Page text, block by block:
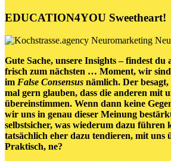
EDUCATION4YOU Sweetheart!
Gute Sache, unsere Insights – findest du
frisch zum nächsten … Moment, wir
im False Consensus nämlich. Der
mal gern glauben, dass die anderen mit
übereinstimmen. Wenn dann keine
wir uns in genau dieser Meinung
selbstsicher, was wiederum dazu führen
tatsächlich eher dazu tendieren, mit uns
Praktisch, ne?